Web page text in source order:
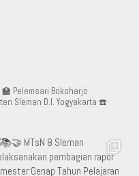
🏫 Pelemsari Bokoharjo
Sleman D.I. Yogyakarta ☎️